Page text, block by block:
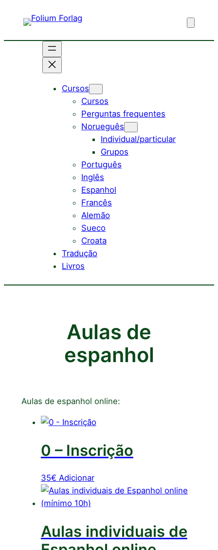
Cursos
Cursos
Perguntas frequentes
Norueguês
Individual/particular
Grupos
Português
Inglês
Espanhol
Francês
Alemão
Sueco
Croata
Tradução
Livros
Aulas de
espanhol
Aulas de espanhol online:
0 – Inscrição
35€ Adicionar
Aulas individuais de